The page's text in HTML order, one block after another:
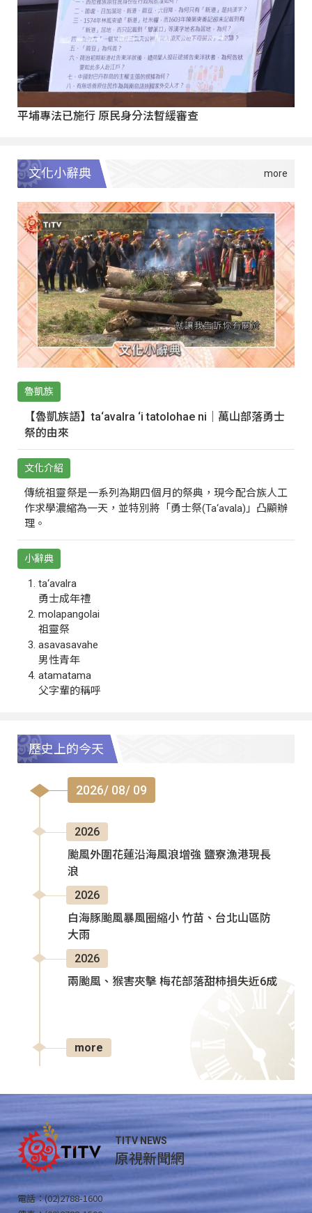
平埔專法已施行 原民身分法暫緩審查
文化小辭典
魯凱族
【魯凱族語】ta‘avalra ‘i tatolohae ni｜萬山部落勇士
祭的由來
文化介紹
傳統祖靈祭是一系列為期四個月的祭典，現今配合族人工
作求學濃縮為一天，並特別將「勇士祭(Ta‘avala)」凸顯辦
理。
小辭典
ta‘avalra
勇士成年禮
molapangolai
祖靈祭
asavasavahe
男性青年
atamatama
父字輩的稱呼
歷史上的今天
2026/ 08/ 09
2026
颱風外圍花蓮沿海風浪增強 鹽寮漁港現長
浪
2026
白海豚颱風暴風圈縮小 竹苗、台北山區防
大雨
2026
兩颱風、猴害夾擊 梅花部落甜柿損失近6成
more
TITV NEWS
原視新聞網
電話：(02)2788-1600